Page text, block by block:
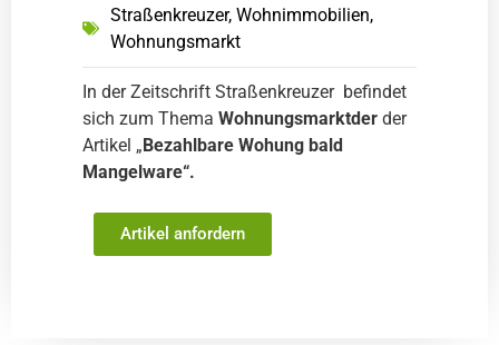
Straßenkreuzer, Wohnimmobilien,
Wohnungsmarkt
In der Zeitschrift Straßenkreuzer befindet
sich zum Thema Wohnungsmarktder der
Artikel „Bezahlbare Wohung bald
Mangelware“.
Artikel anfordern